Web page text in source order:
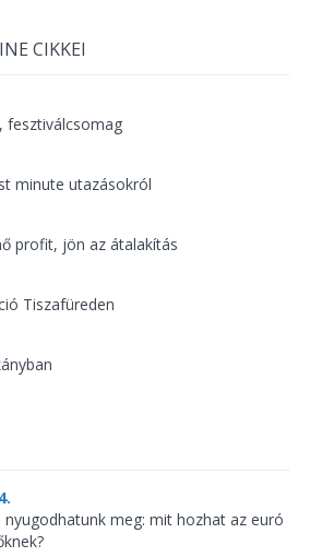
CIKKEI
fesztiválcsomag
minute utazásokról
profit, jön az átalakítás
Tiszafüreden
meg: mit hozhat az euró